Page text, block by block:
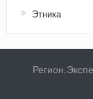
Этника